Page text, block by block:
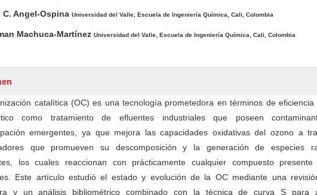
C. Angel-Ospina Universidad del Valle, Escuela de Ingeniería Química, Cali, Colombia
Machuca-Martínez Universidad del Valle, Escuela de Ingeniería Química, Cali, Colombia
catalítica (OC) es una tecnología prometedora en términos de eficiencia
como tratamiento de efluentes industriales que poseen
emergentes, ya que mejora las capacidades oxidativas del ozono a
que promueven su descomposición y la generación de especies
los cuales reaccionan con prácticamente cualquier compuesto
Este artículo estudió el estado y evolución de la OC mediante una
y un análisis bibliométrico combinado con la técnica de curva S para